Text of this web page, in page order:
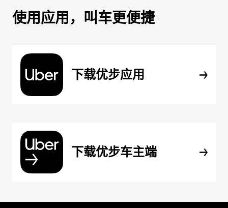
使用应用，叫车更便捷
下载优步应用
下载优步车主端